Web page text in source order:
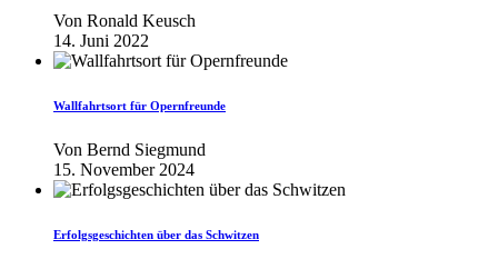
Von Ronald Keusch
14. Juni 2022
Wallfahrtsort für Opernfreunde
Von Bernd Siegmund
15. November 2024
Erfolgsgeschichten über das Schwitzen